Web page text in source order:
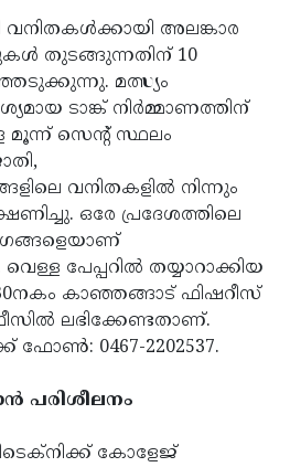
വനിതകള്‍ക്കായി അലങ്കാര
തുടങ്ങുന്നതിന് 10
മത്സ്യം
ടാങ്ക് നിര്‍മ്മാണത്തിന്
സെന്റ് സ്ഥലം
വനിതകളില്‍ നിന്നും
ഒരേ പ്രദേശത്തിലെ
പേപ്പറില്‍ തയ്യാറാക്കിയ
കാഞ്ഞങ്ങാട് ഫിഷറീസ്
ലഭിക്കേണ്ടതാണ്.
0467-2202537.
പരിശീലനം
കോളേജ്